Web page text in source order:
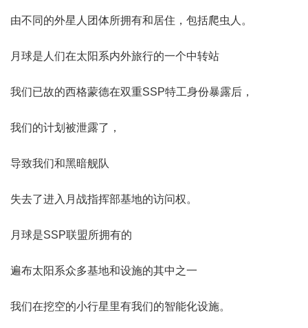
由不同的外星人团体所拥有和居住，包括爬虫人。
月球是人们在太阳系内外旅行的一个中转站
我们已故的西格蒙德在双重SSP特工身份暴露后，
我们的计划被泄露了，
导致我们和黑暗舰队
失去了进入月战指挥部基地的访问权。
月球是SSP联盟所拥有的
遍布太阳系众多基地和设施的其中之一
我们在挖空的小行星里有我们的智能化设施。